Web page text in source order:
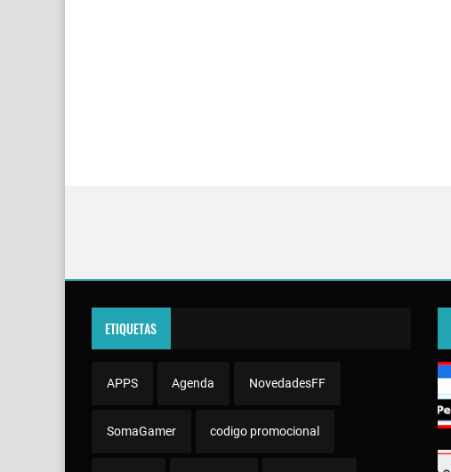
ETIQUETAS
APPS Agenda NovedadesFF
SomaGamer codigo promocional